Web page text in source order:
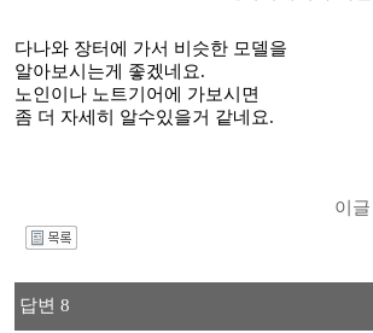
다나와 장터에 가서 비슷한 모델을
알아보시는게 좋겠네요.
노인이나 노트기어에 가보시면
좀 더 자세히 알수있을거 같네요.
이
답변 8